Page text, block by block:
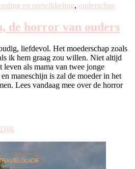
en ontwikkeling, ouderschap
de horror van ouders
liefdevol. Het moederschap zoals
ik hem graag zou willen. Niet altijd
als mama van twee jonge
maneschijn is zal de moeder in het
Lees vandaag mee over de horror